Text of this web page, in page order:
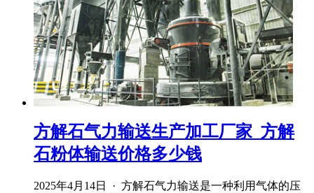
方解石气力输送生产加工厂家_方解
石粉体输送价格多少钱
2025年4月14日 · 方解石气力输送是一种利用气体的压